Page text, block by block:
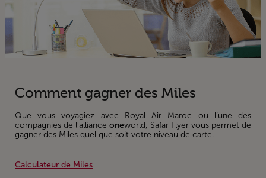
Comment gagner des Miles
Que vous voyagiez avec Royal Air Maroc ou l’une des
compagnies de l’allianceoneworld, Safar Flyer vous permet de
gagner des Miles quel que soit votre niveau de carte.
Calculateur de Miles